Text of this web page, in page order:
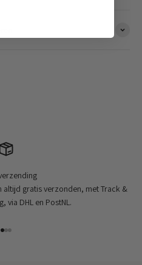
altijd gratis verzonden, met Track &
via DHL en PostNL.